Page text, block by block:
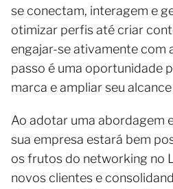
se conectam, interagem e
otimizar perfis até criar
engajar-se ativamente com
passo é uma oportunidade
marca e ampliar seu
Ao adotar uma abordagem
sua empresa estará bem
os frutos do networking no
novos clientes e